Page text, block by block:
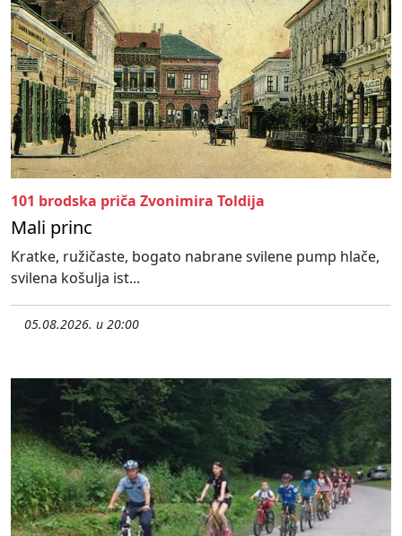
101 brodska priča Zvonimira Toldija
Mali princ
Kratke, ružičaste, bogato nabrane svilene pump hlače,
svilena košulja ist...
05.08.2026. u 20:00